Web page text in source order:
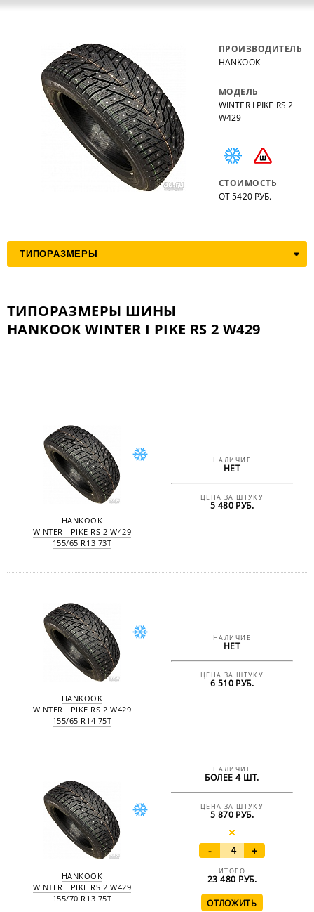
ПРОИЗВОДИТЕЛЬ
HANKOOK
МОДЕЛЬ
WINTER I PIKE RS 2
W429
СТОИМОСТЬ
ОТ 5420 РУБ.
ТИПОРАЗМЕРЫ ШИНЫ
HANKOOK WINTER I PIKE RS 2 W429
HANKOOK
WINTER I PIKE RS 2 W429
155/65 R13 73T
НАЛИЧИЕ
НЕТ
ЦЕНА ЗА ШТУКУ
5 480 РУБ.
HANKOOK
WINTER I PIKE RS 2 W429
155/65 R14 75T
НАЛИЧИЕ
НЕТ
ЦЕНА ЗА ШТУКУ
6 510 РУБ.
HANKOOK
WINTER I PIKE RS 2 W429
155/70 R13 75T
НАЛИЧИЕ
БОЛЕЕ 4 ШТ.
ЦЕНА ЗА ШТУКУ
5 870 РУБ.
- +
ИТОГО
23 480 РУБ.